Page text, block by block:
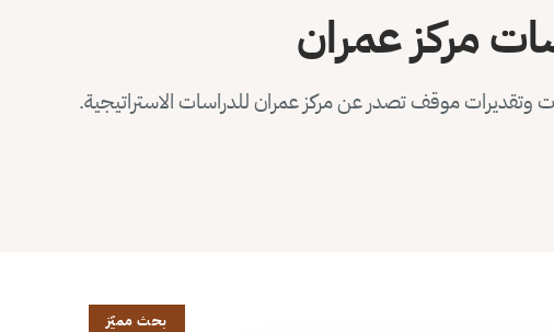
مركز عمران
وتقديرات موقف تصدر عن مركز عمران للدراسات الاستراتيجية.
بحث مميّز